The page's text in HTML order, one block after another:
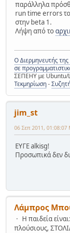
παράλληλα
run time errors
στην beta 1.
Λήψη από το
Ο Διερμηνευτής
σε
ΣΕΠΕΗΥ με Ubuntu/
Τεκμηρίωση-
jim_st
06 Σεπ 2011,
ΕΥΓΕ alkisg!
Προσωπικά δεν
Λάμπρος
Η παιδεία
πλούσιους,